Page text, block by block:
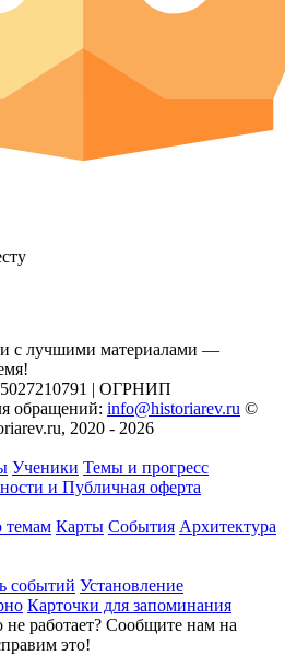
с лучшими материалами —
| ОГРНИП
обращений: info@historiarev.ru ©
2020 - 2026
Ученики Темы и прогресс
и Публичная оферта
темам Карты События Архитектура
событий Установление
Карточки для запоминания
работает? Сообщите нам на
это!